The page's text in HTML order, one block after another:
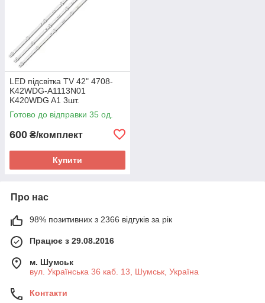
LED підсвітка TV 42" 4708-
K42WDG-A1113N01
K420WDG A1 3шт.
Готово до відправки 35 од.
600 ₴/комплект
Купити
Про нас
98% позитивних з 2366 відгуків за рік
Працює з 29.08.2016
м. Шумськ
вул. Українська 36 каб. 13, Шумськ, Україна
Контакти